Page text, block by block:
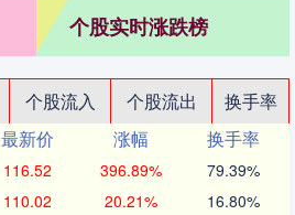
个股实时涨跌榜
个股流入 个股流出
换手率
最新价 涨幅
换手率
116.52 396.89% 79.39%
110.02 20.21% 16.80%